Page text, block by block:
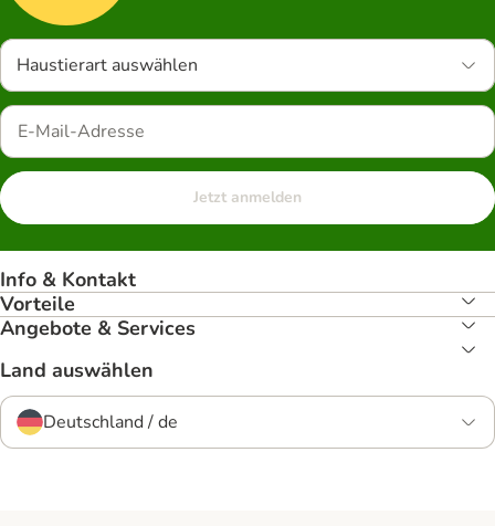
Haustierart auswählen
Jetzt anmelden
Info & Kontakt
Vorteile
Angebote & Services
Land auswählen
Deutschland / de